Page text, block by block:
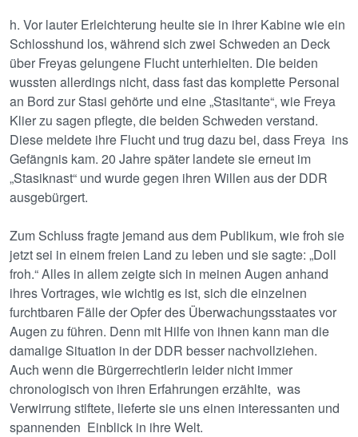
h. Vor lauter Erleichterung heulte sie in ihrer Kabine wie ein
Schlosshund los, während sich zwei Schweden an Deck
über Freyas gelungene Flucht unterhielten. Die beiden
wussten allerdings nicht, dass fast das komplette Personal
an Bord zur Stasi gehörte und eine „Stasitante“, wie Freya
Klier zu sagen pflegte, die beiden Schweden verstand.
Diese meldete ihre Flucht und trug dazu bei, dass Freya ins
Gefängnis kam. 20 Jahre später landete sie erneut im
„Stasiknast“ und wurde gegen ihren Willen aus der DDR
ausgebürgert.
Zum Schluss fragte jemand aus dem Publikum, wie froh sie
jetzt sei in einem freien Land zu leben und sie sagte: „Doll
froh.“ Alles in allem zeigte sich in meinen Augen anhand
ihres Vortrages, wie wichtig es ist, sich die einzelnen
furchtbaren Fälle der Opfer des Überwachungsstaates vor
Augen zu führen. Denn mit Hilfe von ihnen kann man die
damalige Situation in der DDR besser nachvollziehen.
Auch wenn die Bürgerrechtlerin leider nicht immer
chronologisch von ihren Erfahrungen erzählte, was
Verwirrung stiftete, lieferte sie uns einen interessanten und
spannenden Einblick in ihre Welt.